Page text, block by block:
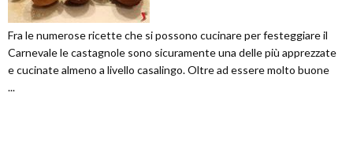
Fra le numerose ricette che si possono cucinare per festeggiare il
Carnevale le castagnole sono sicuramente una delle più apprezzate
e cucinate almeno a livello casalingo. Oltre ad essere molto buone
...